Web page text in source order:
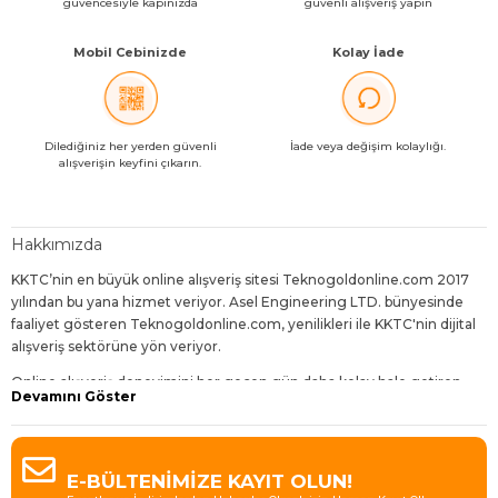
Mobil Cebinizde
Dilediğiniz her yerden güvenli
alışverişin keyfini çıkarın.
Kolay İade
İade veya değişim kolaylığı.
Hakkımızda
KKTC’nin en büyük online alışveriş sitesi Teknogoldonline.com 2017
yılından bu yana hizmet veriyor. Asel Engineering LTD. bünyesinde
faaliyet gösteren Teknogoldonline.com, yenilikleri ile KKTC'nin dijital
alışveriş sektörüne yön veriyor.
Online alışveriş deneyimini her geçen gün daha kolay hale getiren,
dijitalleşen dünyanın gereklerine uygun geliştirmelerle sunduğu
hizmetleri daha da avantajlı kılan Teknogoldonline.com,
ziyaretçilerine bol çeşit, uygun fiyat, hızlı teslimat ve sürpriz indirimler
sunuyor.
Devamını Göster
E-BÜLTENİMİZE KAYIT OLUN!